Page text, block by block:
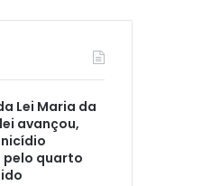
Lei Maria da
avançou,
pelo quarto